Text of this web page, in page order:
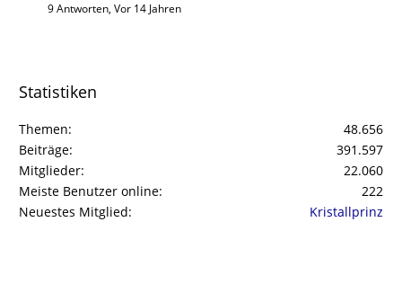
9 Antworten, Vor 14 Jahren
Statistiken
Themen
48.656
Beiträge
391.597
Mitglieder
22.060
Meiste Benutzer online
222
Neuestes Mitglied
Kristallprinz